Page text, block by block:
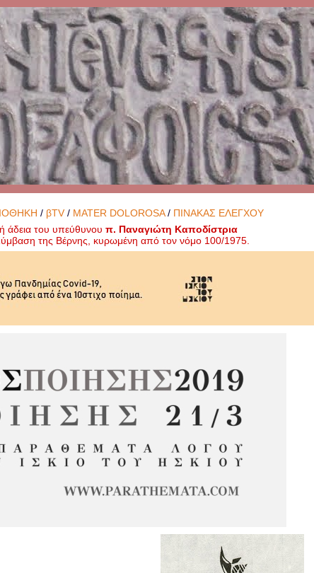
/ βTV / MATER DOLOROSA/ ΠΙΝΑΚΑΣ ΕΛΕΓΧΟΥ
άδεια του υπεύθυνουπ. Παναγιώτη Καποδίστρια
της Βέρνης, κυρωμένη από τον νόμο 100/1975.